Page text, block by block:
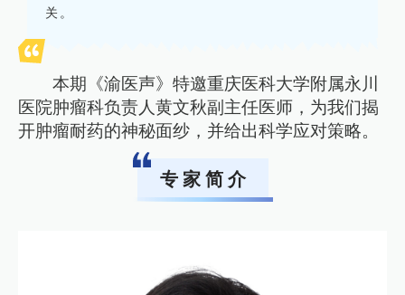
关。
本期《渝医声》特邀重庆医科大学附属永川
医院肿瘤科负责人黄文秋副主任医师，为我们揭
开肿瘤耐药的神秘面纱，并给出科学应对策略。
专 家 简 介